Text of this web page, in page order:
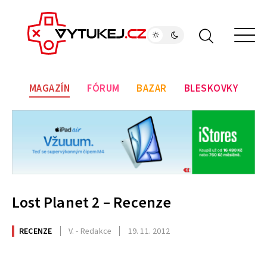
MAGAZÍN FÓRUM BAZAR BLESKOVKY
Lost Planet 2 – Recenze
RECENZE V. - Redakce 19. 11. 2012